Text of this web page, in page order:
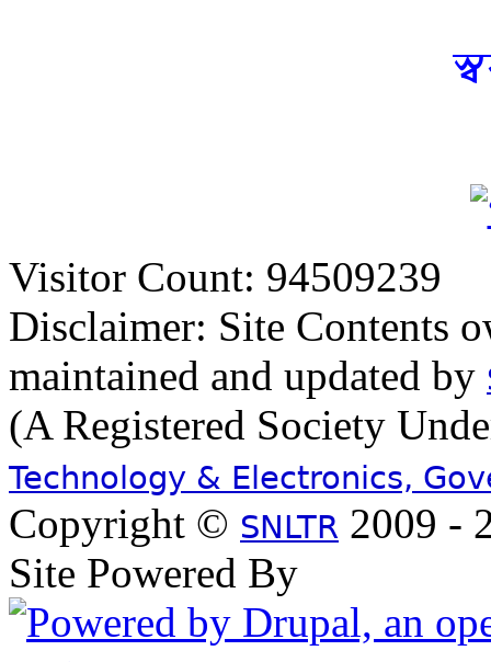
Visitor Count: 94509239
Disclaimer: Site Contents
maintained and updated by
(A Registered Society
Technology & Electronics,
Copyright © SNLTR 2009 -
Site Powered By